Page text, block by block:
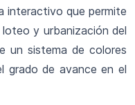
interactivo que permite
y urbanización del
un sistema de colores
grado de avance en el